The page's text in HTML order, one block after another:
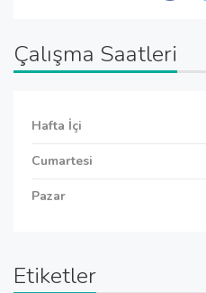
Çalışma Saatleri
Hafta İçi
Cumartesi
Pazar
Etiketler